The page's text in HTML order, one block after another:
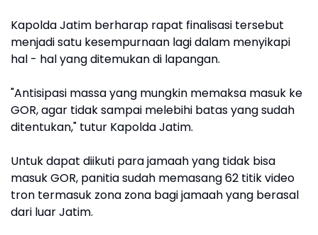
Kapolda Jatim berharap rapat finalisasi tersebut
menjadi satu kesempurnaan lagi dalam menyikapi
hal - hal yang ditemukan di lapangan.
"Antisipasi massa yang mungkin memaksa masuk ke
GOR, agar tidak sampai melebihi batas yang sudah
ditentukan," tutur Kapolda Jatim.
Untuk dapat diikuti para jamaah yang tidak bisa
masuk GOR, panitia sudah memasang 62 titik video
tron termasuk zona zona bagi jamaah yang berasal
dari luar Jatim.